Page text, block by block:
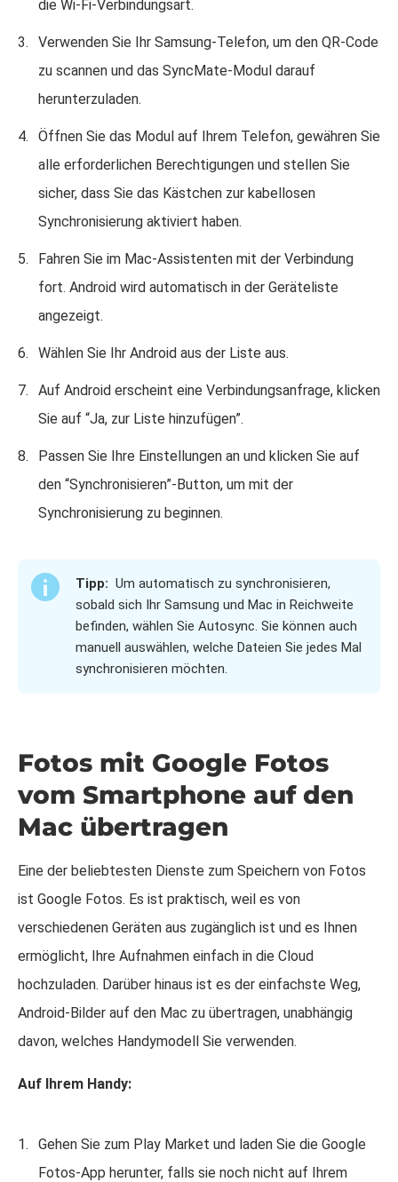
die Wi-Fi-Verbindungsart.
Verwenden Sie Ihr Samsung-Telefon, um den QR-Code
zu scannen und das SyncMate-Modul darauf
herunterzuladen.
Öffnen Sie das Modul auf Ihrem Telefon, gewähren Sie
alle erforderlichen Berechtigungen und stellen Sie
sicher, dass Sie das Kästchen zur kabellosen
Synchronisierung aktiviert haben.
Fahren Sie im Mac-Assistenten mit der Verbindung
fort. Android wird automatisch in der Geräteliste
angezeigt.
Wählen Sie Ihr Android aus der Liste aus.
Auf Android erscheint eine Verbindungsanfrage, klicken
Sie auf “Ja, zur Liste hinzufügen”.
Passen Sie Ihre Einstellungen an und klicken Sie auf
den “Synchronisieren”-Button, um mit der
Synchronisierung zu beginnen.
Tipp: Um automatisch zu synchronisieren,
sobald sich Ihr Samsung und Mac in Reichweite
befinden, wählen Sie Autosync. Sie können auch
manuell auswählen, welche Dateien Sie jedes Mal
synchronisieren möchten.
Fotos mit Google Fotos
vom Smartphone auf den
Mac übertragen
Eine der beliebtesten Dienste zum Speichern von Fotos
ist Google Fotos. Es ist praktisch, weil es von
verschiedenen Geräten aus zugänglich ist und es Ihnen
ermöglicht, Ihre Aufnahmen einfach in die Cloud
hochzuladen. Darüber hinaus ist es der einfachste Weg,
Android-Bilder auf den Mac zu übertragen, unabhängig
davon, welches Handymodell Sie verwenden.
Auf Ihrem Handy:
Gehen Sie zum Play Market und laden Sie die Google
Fotos-App herunter, falls sie noch nicht auf Ihrem